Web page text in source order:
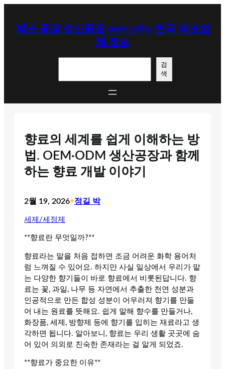
제조 공장 생산공장 oem odm-한국 제조업
체 정보
검
색
향료의 세계를 쉽게 이해하는 방
법. OEM·ODM 생산공장과 함께
하는 향료 개발 이야기
2월 19, 2026•정길 박
세제/세정제
**향료란 무엇일까?**
향료라는 말을 처음 접하면 조금 어려운 화학 용어처
럼 느껴질 수 있어요. 하지만 사실 일상에서 우리가 맡
는 다양한 향기들이 바로 향료에서 비롯된답니다. 향
료는 꽃, 과일, 나무 등 자연에서 추출한 천연 성분과
인공적으로 만든 합성 성분이 어우러져 향기를 만들
어 내는 원료를 뜻해요. 쉽게 말해 향수를 만들거나,
화장품, 세제, 방향제 등에 향기를 입히는 재료라고 생
각하면 됩니다. 알아보니, 향료는 우리 생활 곳곳에 숨
어 있어 의외로 친숙한 존재라는 걸 알게 되었죠.
**향료가 중요한 이유**